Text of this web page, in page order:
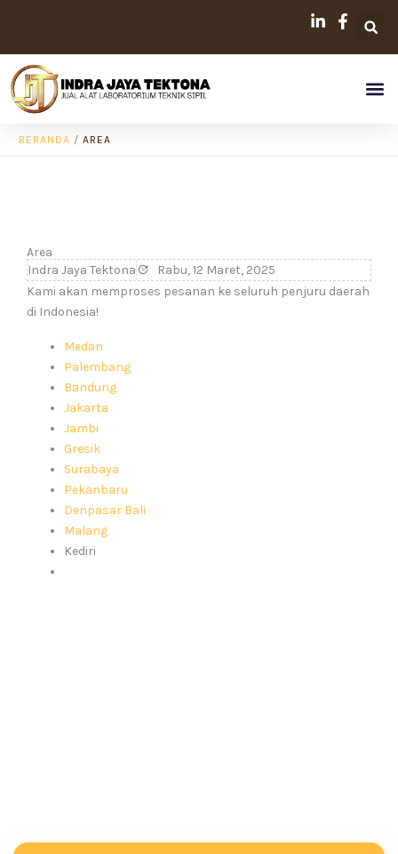
BERANDA / AREA
Area
Indra Jaya Tektona
Rabu, 12 Maret, 2025
Kami akan memproses pesanan ke seluruh penjuru daerah
di Indonesia!
Medan
Palembang
Bandung
Jakarta
Jambi
Gresik
Surabaya
Pekanbaru
Denpasar Bali
Malang
Kediri